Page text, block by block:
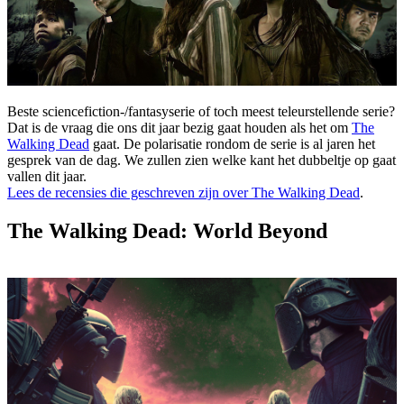
Beste sciencefiction-/fantasyserie of toch meest teleurstellende serie?
Dat is de vraag die ons dit jaar bezig gaat houden als het om The
Walking Dead gaat. De polarisatie rondom de serie is al jaren het
gesprek van de dag. We zullen zien welke kant het dubbeltje op gaat
vallen dit jaar.
Lees de recensies die geschreven zijn over The Walking Dead.
The Walking Dead: World Beyond